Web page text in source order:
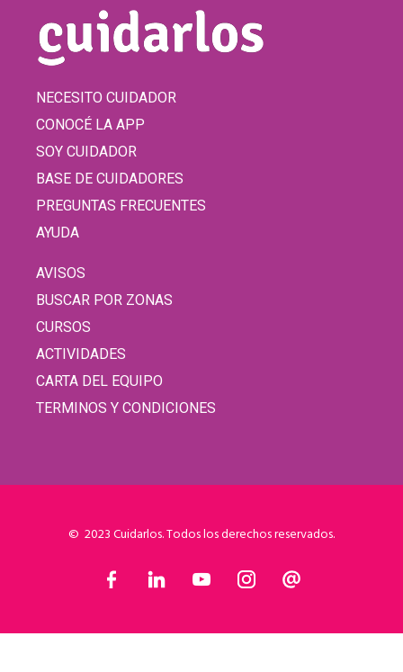
NECESITO CUIDADOR
CONOCÉ LA APP
SOY CUIDADOR
BASE DE CUIDADORES
PREGUNTAS FRECUENTES
AYUDA
AVISOS
BUSCAR POR ZONAS
CURSOS
ACTIVIDADES
CARTA DEL EQUIPO
TERMINOS Y CONDICIONES
© 2023 Cuidarlos. Todos los derechos reservados.